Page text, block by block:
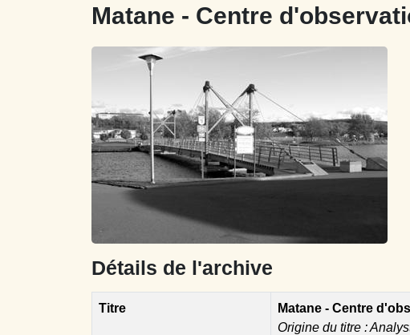
Matane - Centre
Détails de l'archive
Titre
Matane - Centre
Origine du titre :